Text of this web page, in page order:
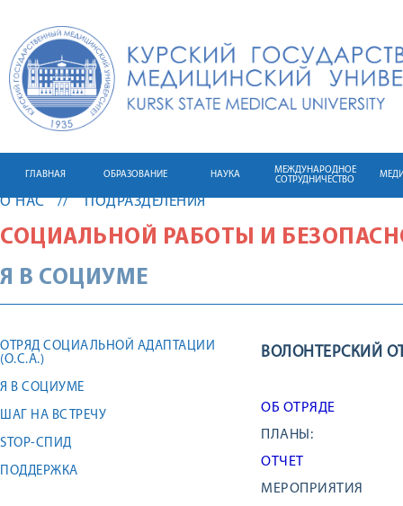
ГЛАВНАЯ ОБРАЗОВАНИЕ НАУКА
МЕЖДУНАРОДНОЕ
СОТРУДНИЧЕСТВО
О НАС ПОДРАЗДЕЛЕНИЯ
СОЦИАЛЬНОЙ РАБОТЫ И
Я В СОЦИУМЕ
ОТРЯД СОЦИАЛЬНОЙ АДАПТАЦИИ
(О.С.А.)
Я В СОЦИУМЕ
ШАГ НА ВСТРЕЧУ
STOP-CПИД
ПОДДЕРЖКА
ВОЛОНТЕРСКИЙ
ОБ ОТРЯДЕ
ПЛАНЫ:
ОТЧЕТ
МЕРОПРИЯТИЯ